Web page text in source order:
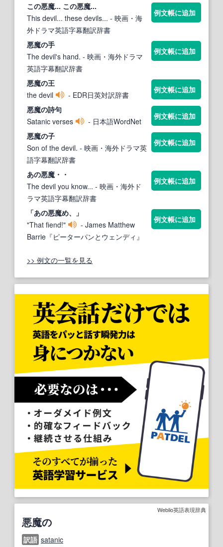
この悪魔... この悪魔...
This devil... these devils... - 映画・海
外ドラマ英語字幕翻訳辞書
例文帳に追加
悪魔の手
The devil's hand. - 映画・海外ドラマ
英語字幕翻訳辞書
例文帳に追加
悪魔の王
the devil
- EDR日英対訳辞書
例文帳に追加
悪魔の詩句
Satanic verses
- 日本語WordNet
例文帳に追加
悪魔の子
Son of the devil. - 映画・海外ドラマ英
語字幕翻訳辞書
例文帳に追加
あの悪魔 ・・
The devil you know... - 映画・海外ド
ラマ英語字幕翻訳辞書
例文帳に追加
「あの悪魔め、」
"That fiend!"
- James Matthew
Barrie『ピーターパンとウェンディ』
例文帳に追加
>> 例文の一覧を見る
Weblio英語表現辞典
悪魔の
訳語 satanic